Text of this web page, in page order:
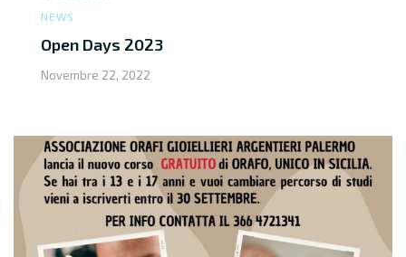
NEWS
Open Days 2023
Novembre 22, 2022